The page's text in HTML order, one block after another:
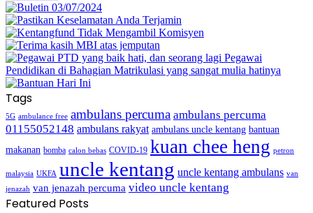
Tags
5G ambulance free ambulans percuma ambulans percuma
01155052148 ambulans rakyat ambulans uncle kentang bantuan
makanan bomba calon bebas COVID-19 kuan chee heng petron
malaysia UKFA uncle kentang uncle kentang ambulans van
jenazah van jenazah percuma video uncle kentang
Featured Posts